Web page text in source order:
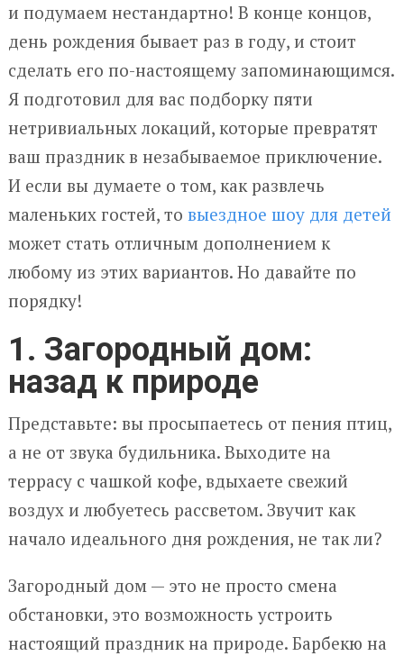
и подумаем нестандартно! В конце концов,
день рождения бывает раз в году, и стоит
сделать его по-настоящему запоминающимся.
Я подготовил для вас подборку пяти
нетривиальных локаций, которые превратят
ваш праздник в незабываемое приключение.
И если вы думаете о том, как развлечь
маленьких гостей, то выездное шоу для детей
может стать отличным дополнением к
любому из этих вариантов. Но давайте по
порядку!
1. Загородный дом:
назад к природе
Представьте: вы просыпаетесь от пения птиц,
а не от звука будильника. Выходите на
террасу с чашкой кофе, вдыхаете свежий
воздух и любуетесь рассветом. Звучит как
начало идеального дня рождения, не так ли?
Загородный дом — это не просто смена
обстановки, это возможность устроить
настоящий праздник на природе. Барбекю на